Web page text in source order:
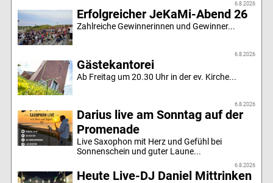
6.8.2026
Erfolgreicher JeKaMi-Abend 26
Zahlreiche Gewinnerinnen und Gewinner...
6.8.2026
Gästekantorei
Ab Freitag um 20.30 Uhr in der ev. Kirche...
6.8.2026
Darius live am Sonntag auf der
Promenade
Live Saxophon mit Herz und Gefühl bei
Sonnenschein und guter Laune...
6.8.2026
Heute Live-DJ Daniel Mittrinken